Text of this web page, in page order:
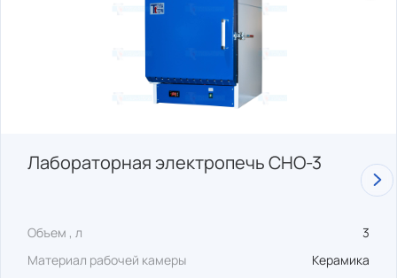
Лабораторная электропечь СНО-3
Объем , л
3
Материал рабочей камеры
Керамика